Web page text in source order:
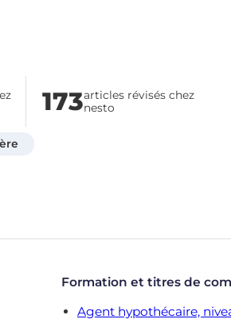
173articles révisés chez
nesto
Formation et titres de
Agent hypothécaire,